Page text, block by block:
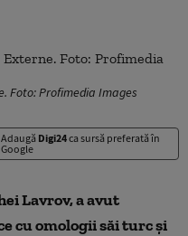
Foto: Profimedia Images
Adaugă Digi24ca sursă preferată în
Google
Lavrov, a avut
cu omologii săi turc şi